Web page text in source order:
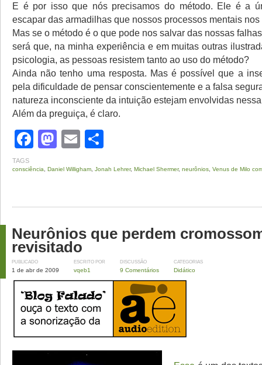
E é por isso que nós precisamos do método. Ele é a
escapar das armadilhas que nossos processos mentais nos
Mas se o método é o que pode nos salvar das nossas
será que, na minha experiência e em muitas outras
psicologia, as pessoas resistem tanto ao uso do método?
Ainda não tenho uma resposta. Mas é possível que a
pela dificuldade de pensar conscientemente e a falsa
natureza inconsciente da intuição estejam envolvidas
Além da preguiça, é claro.
Facebook
Mastodon
Email
TAGS
consciência Daniel Willigham Jonah Lehrer, Michael Shermer, neurônios Venus de Milo
Neurônios que perdem
revisitado
PUBLICADO
1 de abr de 2009
ESCRITO POR
vqeb1
DISCUSSÃO
9 Comentários
CATEGORIAS
Didático